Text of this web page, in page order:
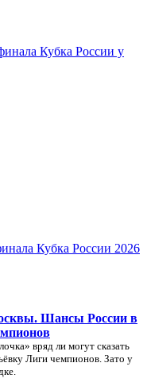
Кубка России у
Кубка России 2026
Шансы России в
вряд ли могут сказать
Лиги чемпионов. Зато у